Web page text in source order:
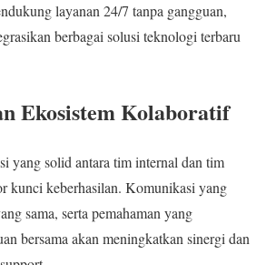
layanan 24/7 tanpa gangguan,
berbagai solusi teknologi terbaru
Ekosistem Kolaboratif
yang solid antara tim internal dan tim
kunci keberhasilan. Komunikasi yang
sama, serta pemahaman yang
bersama akan meningkatkan sinergi dan